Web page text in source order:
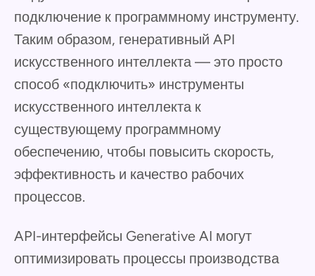
подключение к программному инструменту.
Таким образом, генеративный API
искусственного интеллекта — это просто
способ «подключить» инструменты
искусственного интеллекта к
существующему программному
обеспечению, чтобы повысить скорость,
эффективность и качество рабочих
процессов.
API-интерфейсы Generative AI могут
оптимизировать процессы производства